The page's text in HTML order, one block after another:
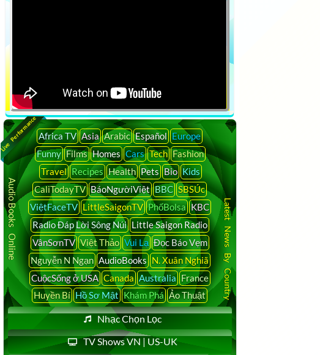
Live PerformanceAfrica TV Asia Arabic Español Europe
Funny Films Homes Cars Tech Fashion
Travel Recipes Health Pets Bio Kids
CaliTodayTV BáoNgườiViệt BBC SBSÚc
ViệtFaceTV LittleSaigonTV PhốBolsa KBC
Radio Đáp Lời Sông Núi Little Saigon Radio
VânSơnTV Việt Thảo Vui Lạ Đọc Báo Vẹm
Nguyễn N Ngạn AudioBooks N. Xuân Nghiã
CuộcSống ở USA Canada Australia France
Huyền Bí Hồ Sơ Mật Khám Phá Ảo Thuật
Nhạc Chọn Lọc
TV Shows VN | US-UK
Audio Books Online Latest News By Country